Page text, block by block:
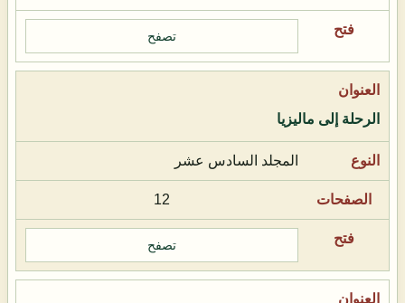
تصفح
الرحلة إلى ماليزيا
المجلد السادس عشر
12
تصفح